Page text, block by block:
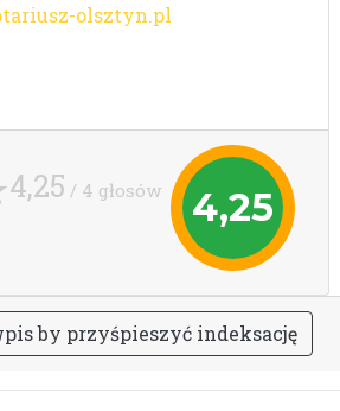
olsztyn.pl
4,25
4,25 / 4 głosów
pisby przyśpieszyć indeksację